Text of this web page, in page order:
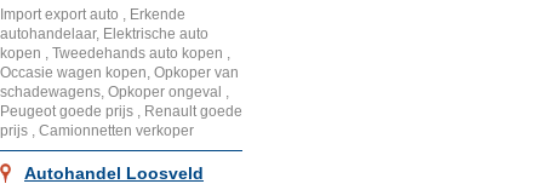
Import export auto , Erkende
autohandelaar, Elektrische auto
kopen , Tweedehands auto kopen ,
Occasie wagen kopen, Opkoper van
schadewagens, Opkoper ongeval ,
Peugeot goede prijs , Renault goede
prijs , Camionnetten verkoper
Autohandel Loosveld